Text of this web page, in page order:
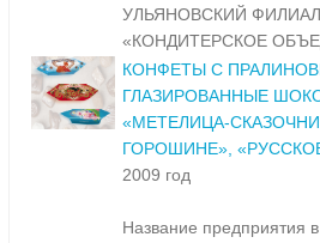
УЛЬЯНОВСКИЙ
«КОНДИТЕРСКОЕ
КОНФЕТЫ С
ГЛАЗИРОВАННЫЕ
«МЕТЕЛИЦА-
ГОРОШИНЕ»,
2009 год
Название предприятия в